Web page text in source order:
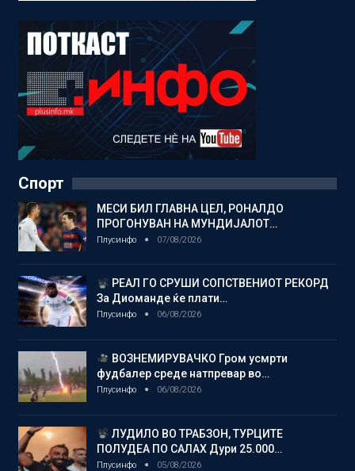
Спорт
МЕСИ БИЛ ГЛАВНА ЦЕЛ, РОНАЛДО
ПРОГОНУВАН НА МУНДИЈАЛОТ…
Плусинфо 07/08/2026
РЕАЛ ГО СРУШИ СОПСТВЕНИОТ РЕКОРД
За Диоманде ќе плати…
Плусинфо 06/08/2026
ВОЗНЕМИРУВАЧКО Гром усмрти
фудбалер среде натпревар во…
Плусинфо 06/08/2026
ЛУДИЛО ВО ТРАБЗОН, ТУРЦИТЕ
ПОЛУДЕА ПО САЛАХ Дури 25.000…
Плусинфо 05/08/2026